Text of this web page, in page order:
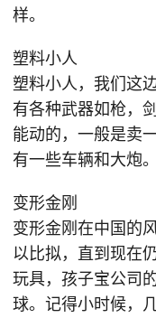
样。
塑料小人
塑料小人，我们这
有各种武器如枪，
能动的，一般是卖
有一些车辆和大炮。
变形金刚
变形金刚在中国的
以比拟，直到现在
玩具，孩子宝公司
球。记得小时候，